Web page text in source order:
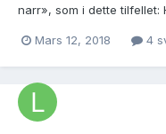
narr», som i dette tilfellet:
Eidsbakken under Eide i
Mars 12, 2018 4